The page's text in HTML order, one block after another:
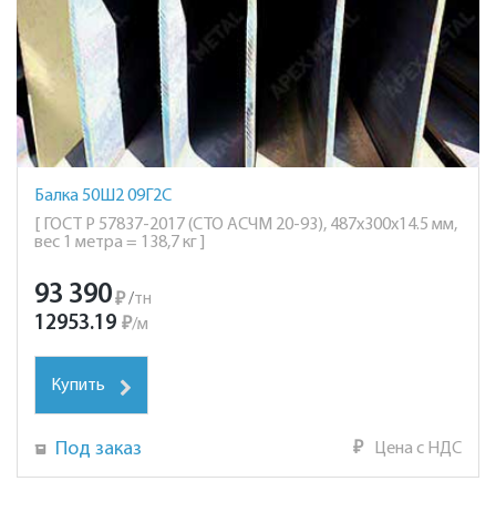
Балка 50Ш2 09Г2С
[ ГОСТ Р 57837-2017 (СТО АСЧМ 20-93), 487х300х14.5 мм,
вес 1 метра = 138,7 кг ]
93 390₽ /тн
12953.19 ₽/м
Купить
Под заказ ₽ Цена с НДС